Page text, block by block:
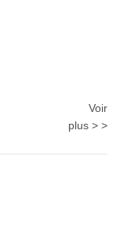
Voir
plus > >